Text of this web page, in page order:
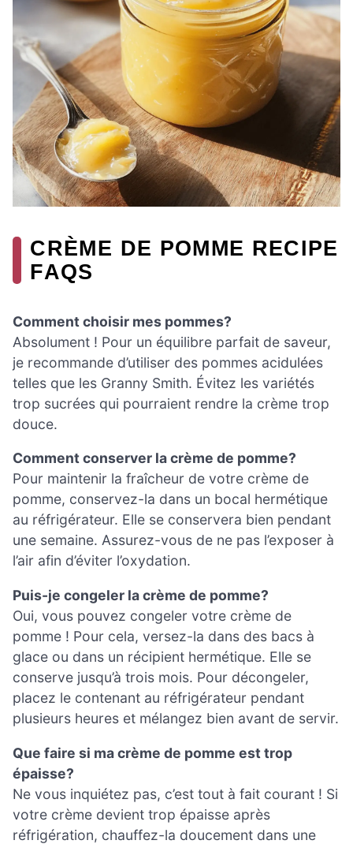
CRÈME DE POMME RECIPE
FAQS
Comment choisir mes pommes?
Absolument ! Pour un équilibre parfait de saveur,
je recommande d’utiliser des pommes acidulées
telles que les Granny Smith. Évitez les variétés
trop sucrées qui pourraient rendre la crème trop
douce.
Comment conserver la crème de pomme?
Pour maintenir la fraîcheur de votre crème de
pomme, conservez-la dans un bocal hermétique
au réfrigérateur. Elle se conservera bien pendant
une semaine. Assurez-vous de ne pas l’exposer à
l’air afin d’éviter l’oxydation.
Puis-je congeler la crème de pomme?
Oui, vous pouvez congeler votre crème de
pomme ! Pour cela, versez-la dans des bacs à
glace ou dans un récipient hermétique. Elle se
conserve jusqu’à trois mois. Pour décongeler,
placez le contenant au réfrigérateur pendant
plusieurs heures et mélangez bien avant de servir.
Que faire si ma crème de pomme est trop
épaisse?
Ne vous inquiétez pas, c’est tout à fait courant ! Si
votre crème devient trop épaisse après
réfrigération, chauffez-la doucement dans une